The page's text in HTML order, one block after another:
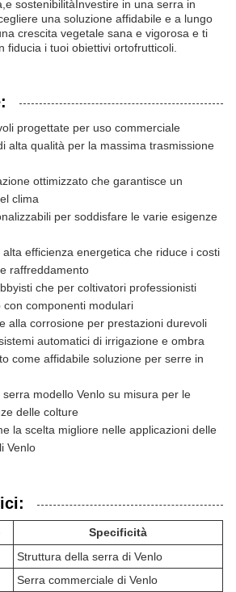
sostenibilitàInvestire in una serra in
una soluzione affidabile e a lungo
crescita vegetale sana e vigorosa e ti
fiducia i tuoi obiettivi ortofrutticoli.
progettate per uso commerciale
alta qualità per la massima trasmissione
ottimizzato che garantisce un
clima
per soddisfare le varie esigenze
efficienza energetica che riduce i costi
raffreddamento
che per coltivatori professionisti
con componenti modulari
alla corrosione per prestazioni durevoli
automatici di irrigazione e ombra
come affidabile soluzione per serre in
modello Venlo su misura per le
delle colture
la scelta migliore nelle applicazioni delle
Venlo
Specificità
Struttura della serra di Venlo
Serra commerciale di Venlo